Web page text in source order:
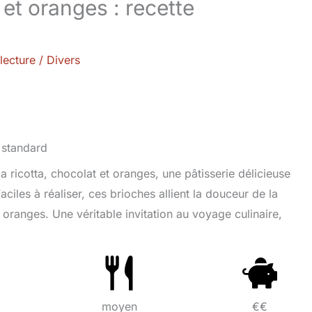
oranges : recette
/ Divers
ricotta, chocolat et oranges, une pâtisserie délicieuse
à réaliser, ces brioches allient la douceur de la
Une véritable invitation au voyage culinaire,
moyen €€